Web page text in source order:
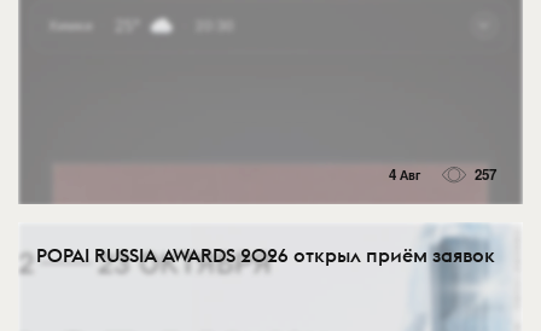
4 Авг 257
POPAI RUSSIA AWARDS 2026 открыл приём заявок